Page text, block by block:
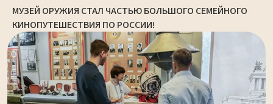
МУЗЕЙ ОРУЖИЯ СТАЛ ЧАСТЬЮ БОЛЬШОГО СЕМЕЙНОГО
КИНОПУТЕШЕСТВИЯ ПО РОССИИ!